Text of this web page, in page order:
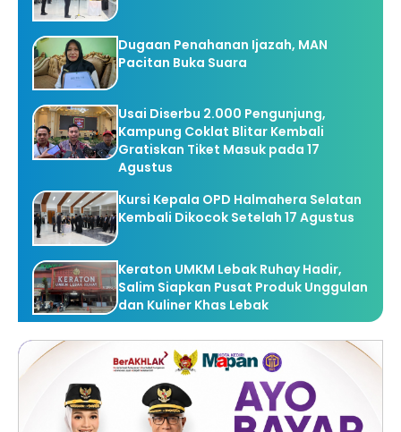
Dugaan Penahanan Ijazah, MAN
Pacitan Buka Suara
Usai Diserbu 2.000 Pengunjung,
Kampung Coklat Blitar Kembali
Gratiskan Tiket Masuk pada 17
Agustus
Kursi Kepala OPD Halmahera Selatan
Kembali Dikocok Setelah 17 Agustus
Keraton UMKM Lebak Ruhay Hadir,
Salim Siapkan Pusat Produk Unggulan
dan Kuliner Khas Lebak